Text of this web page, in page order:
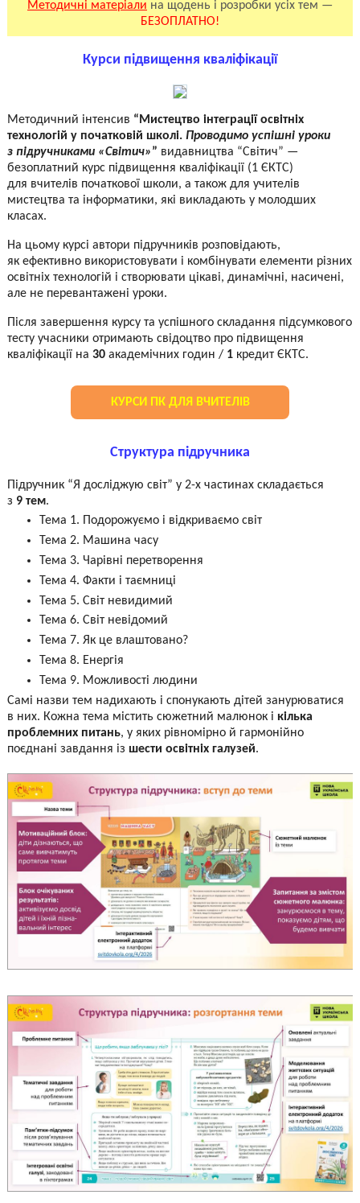
Методичні матеріали на щодень і розробки усіх тем —
БЕЗОПЛАТНО!
Курси підвищення кваліфікації
Методичний інтенсив “Мистецтво інтеграції освітніх
технологій у початковій школі. Проводимо успішні уроки
з підручниками «Світич»” видавництва “Світич” —
безоплатний курс підвищення кваліфікації (1 ЄКТС)
для вчителів початкової школи, а також для учителів
мистецтва та інформатики, які викладають у молодших
класах.
На цьому курсі автори підручників розповідають,
як ефективно використовувати і комбінувати елементи різних
освітніх технологій і створювати цікаві, динамічні, насичені,
але не перевантажені уроки.
Після завершення курсу та успішного складання підсумкового
тесту учасники отримають свідоцтво про підвищення
кваліфікації на 30академічних годин / 1кредит ЄКТС.
КУРСИ ПК ДЛЯ ВЧИТЕЛІВ
Структура підручника
Підручник “Я досліджую світ” у 2-х частинах складається
з 9 тем.
Тема 1. Подорожуємо і відкриваємо світ
Тема 2. Машина часу
Тема 3. Чарівні перетворення
Тема 4. Факти і таємниці
Тема 5. Світ невидимий
Тема 6. Світ невідомий
Тема 7. Як це влаштовано?
Тема 8. Енергія
Тема 9. Можливості людини
Самі назви тем надихають і спонукають дітей занурюватися
в них. Кожна тема містить сюжетний малюнок і кілька
проблемних питань, у яких рівномірно й гармонійно
поєднані завдання із шести освітніх галузей.